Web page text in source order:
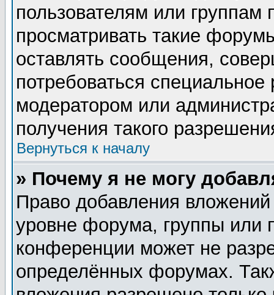
пользователям или группам
просматривать такие
оставлять сообщения,
потребоваться
модератором или
получения такого
Вернуться к началу
» Почему я не могу
Право добавления
уровне форума, группы или
конференции может не
определённых форумах.